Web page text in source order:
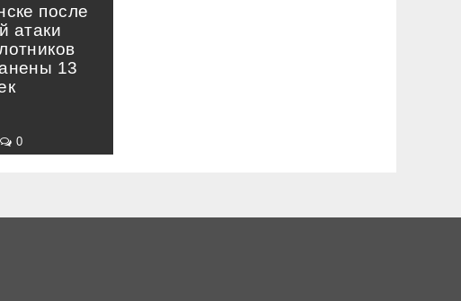
после
атаки
13
0